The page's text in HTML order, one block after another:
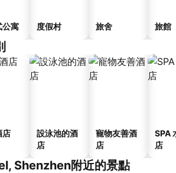
公寓 度假村 旅舍 旅館
店
設泳池的酒
店
寵物友善酒
店
SPA
店
Shenzhen附近的景點